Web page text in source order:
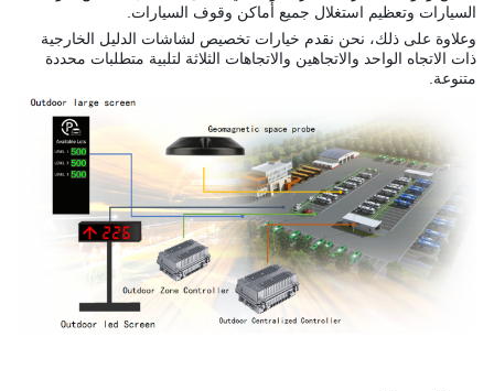
السيارات وتعظيم استغلال جميع أماكن وقوف السيارات.
وعلاوة على ذلك، نحن نقدم خيارات تخصيص لشاشات الدليل الخارجية
ذات الاتجاه الواحد والاتجاهين والاتجاهات الثلاثة لتلبية متطلبات محددة
متنوعة.